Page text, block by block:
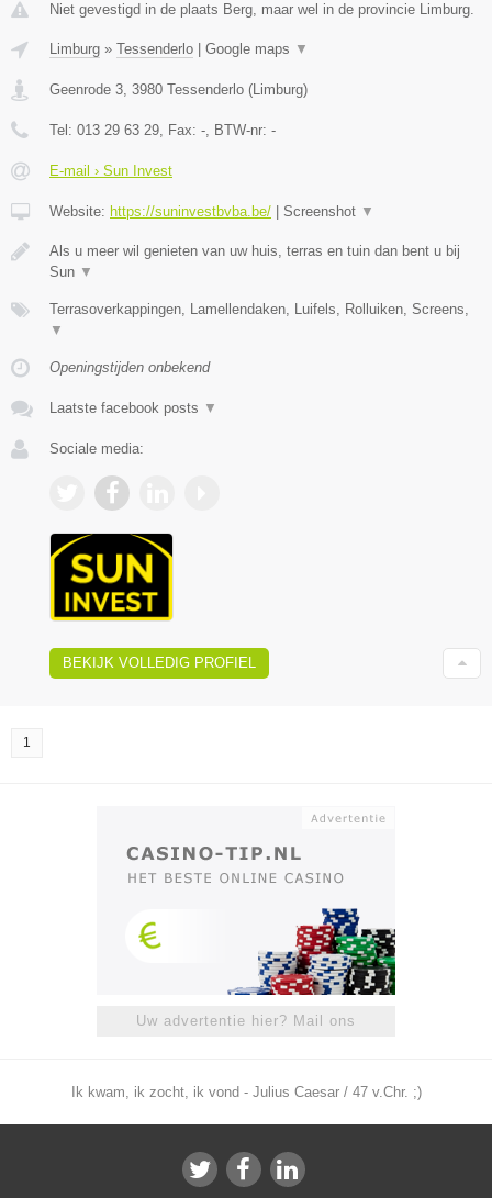
Niet gevestigd in de plaats Berg, maar wel in de provincie Limburg.
Limburg » Tessenderlo Google maps ▼
Geenrode 3, 3980 Tessenderlo (Limburg)
Tel: 013 29 63 29, Fax: -, BTW-nr: -
E-mail › Sun Invest
Website: https://suninvestbvba.be/ Screenshot ▼
Als u meer wil genieten van uw huis, terras en tuin dan bent u bij
Sun ▼
Terrasoverkappingen, Lamellendaken, Luifels, Rolluiken, Screens,
▼
Openingstijden onbekend
Laatste facebook posts ▼
Sociale media:
BEKIJK VOLLEDIG PROFIEL
1
Uw advertentie hier? Mail ons
Ik kwam, ik zocht, ik vond - Julius Caesar / 47 v.Chr. ;)